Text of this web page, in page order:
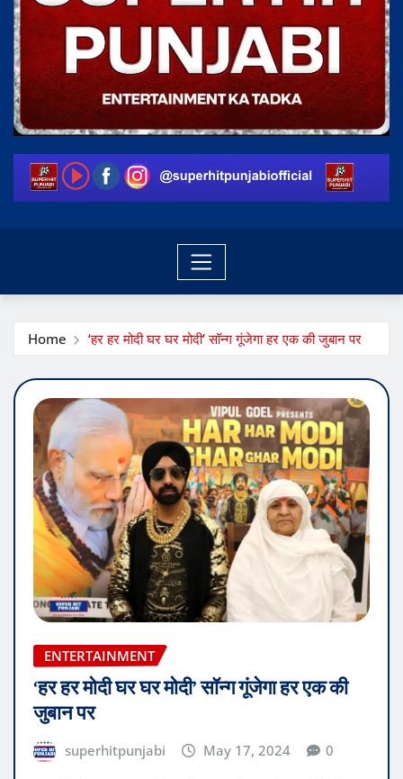
Home ‘हर हर मोदी घर घर मोदी’ सॉन्ग गूंजेगा हर एक की जुबान पर
ENTERTAINMENT
‘हर हर मोदी घर घर मोदी’ सॉन्ग गूंजेगा हर एक की
जुबान पर
superhitpunjabi May 17, 2024 0